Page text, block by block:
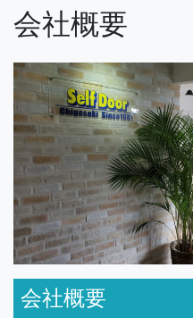
会社概要
会社概要